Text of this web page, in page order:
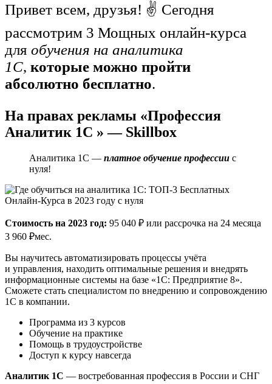
Привет всем, друзья! ✌ Сегодня
рассмотрим 3 Мощных онлайн-курса
для обучения на аналитика
1С, которые можно пройти
абсолютно бесплатно.
На правах рекламы «Профессия
Аналитик 1C » — Skillbox
Аналитика 1C — платное обучение профессии с
нуля!
Стоимость на 2023 год: 95 040 ₽ или рассрочка на 24 месяца
3 960 ₽мес.
Вы научитесь автоматизировать процессы учёта
и управления, находить оптимальные решения и внедрять
информационные системы на базе «1C: Предприятие 8».
Сможете стать специалистом по внедрению и сопровождению
1С в компании.
Программа из 3 курсов
Обучение на практике
Помощь в трудоустройстве
Доступ к курсу навсегда
Аналитик 1C — востребованная профессия в России и СНГ